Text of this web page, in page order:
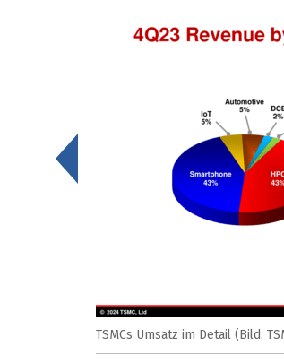
TSMCs Umsatz im Detail (Bild:
<